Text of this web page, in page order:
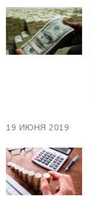
19 ИЮНЯ 2019